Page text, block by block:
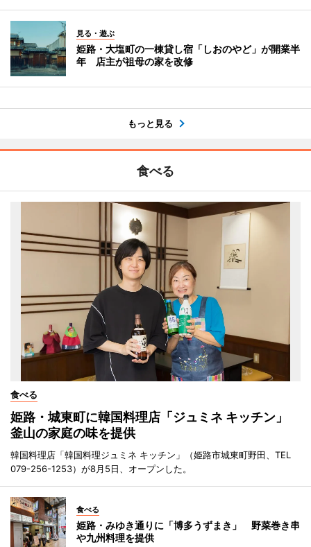
見る・遊ぶ
姫路・大塩町の一棟貸し宿「しおのやど」が開業半
年 店主が祖母の家を改修
もっと見る
食べる
食べる
姫路・城東町に韓国料理店「ジュミネ キッチン」
釜山の家庭の味を提供
韓国料理店「韓国料理ジュミネ キッチン」（姫路市城東町野田、TEL
079-256-1253）が8月5日、オープンした。
食べる
姫路・みゆき通りに「博多うずまき」 野菜巻き串
や九州料理を提供